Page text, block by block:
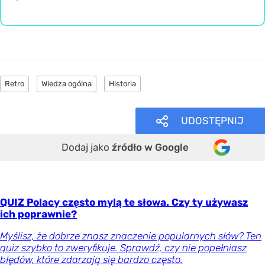
Retro Wiedza ogólna Historia
UDOSTĘPNIJ
Dodaj jako źródło w Google
QUIZ Polacy często mylą te słowa. Czy ty używasz
ich poprawnie?
Myślisz, że dobrze znasz znaczenie popularnych słów? Ten
quiz szybko to zweryfikuje. Sprawdź, czy nie popełniasz
błędów, które zdarzają się bardzo często.